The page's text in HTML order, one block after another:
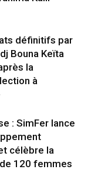
définitifs par
Bouna Keïta
la
à
: SimFer lance
célèbre la
120 femmes